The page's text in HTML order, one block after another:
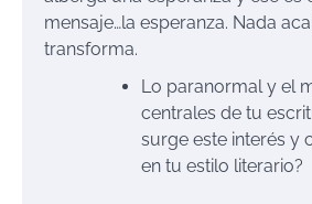
mensaje…la esperanza. Nada
transforma.
Lo paranormal y el
centrales de tu
surge este interés y
en tu estilo literario?